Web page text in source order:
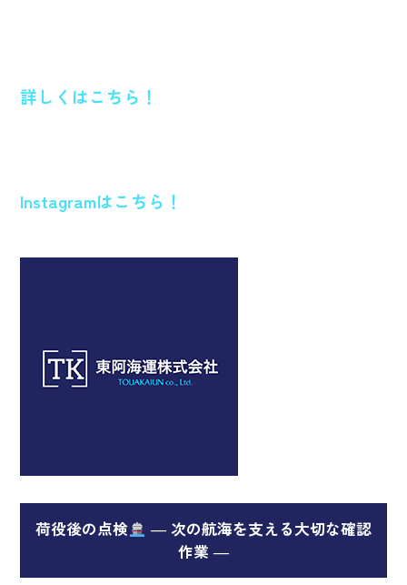
詳しくはこちら！
Instagramはこちら！
荷役後の点検
― 次の航海を支える大切な確認
作業 ―